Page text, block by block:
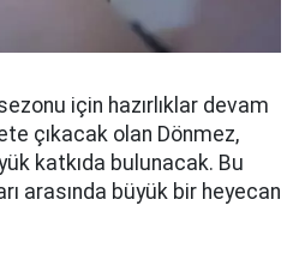
için hazırlıklar devam
çıkacak olan Dönmez,
katkıda bulunacak. Bu
arasında büyük bir heyecan